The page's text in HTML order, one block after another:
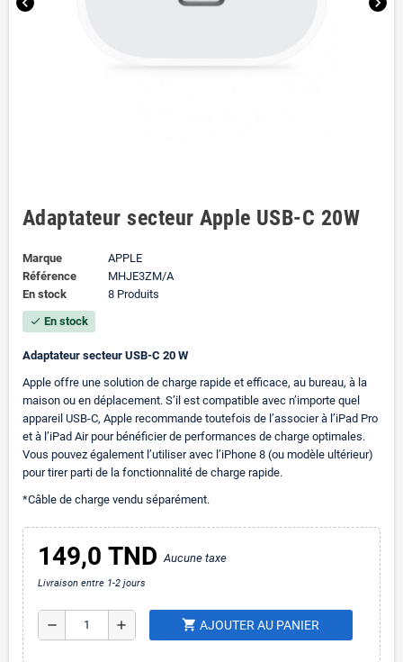
Adaptateur secteur Apple USB‑C 20W
Marque
APPLE
Référence
MHJE3ZM/A
En stock
8 Produits
check En stock
Adaptateur secteur USB-C 20 W
Apple offre une solution de charge rapide et efficace, au bureau, à la
maison ou en déplacement. S’il est compatible avec n’importe quel
appareil USB‑C, Apple recommande toutefois de l’associer à l’iPad Pro
et à l’iPad Air pour bénéficier de performances de charge optimales.
Vous pouvez également l’utiliser avec l’iPhone 8 (ou modèle ultérieur)
pour tirer parti de la fonctionnalité de charge rapide.
*Câble de charge vendu séparément.
149,0 TNDAucune taxe
Livraison entre 1-2 jours
remove add shopping_cart AJOUTER AU PANIER